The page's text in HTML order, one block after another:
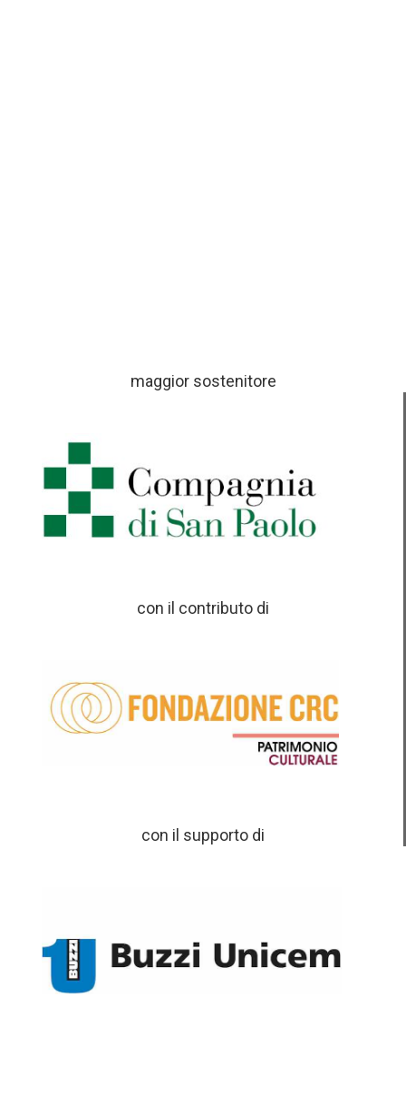
maggior sostenitore
con il contributo di
con il supporto di